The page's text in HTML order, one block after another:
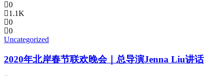
0
1.1K
0
0
Uncategorized
2020年北岸春节联欢晚会｜总导演Jenna Liu讲话